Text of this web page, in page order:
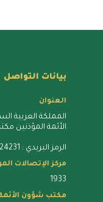
بيانات التواصل
العنوان
المملكة العربية
الأئمة المؤذنين
الرمز البريدي : 24231
مركز الإتصالات
1933
مكتب شؤون